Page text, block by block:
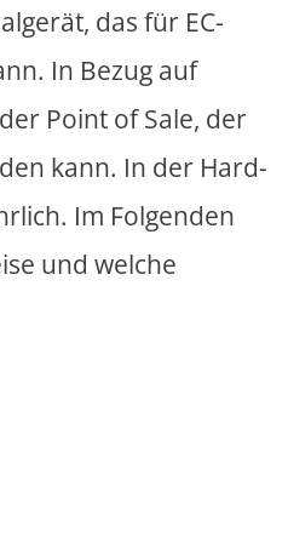
das für EC-
In Bezug auf
Point of Sale, der
kann. In der Hard-
Im Folgenden
und welche